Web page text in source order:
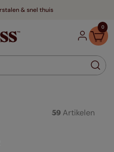
0
59 Artikelen